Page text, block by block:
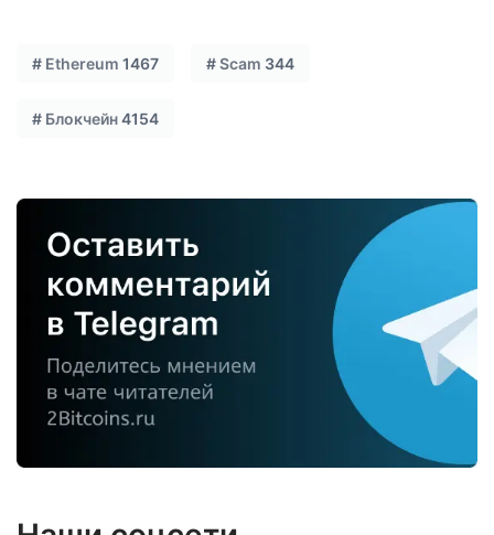
# Ethereum 1467 #Scam 344
# Блокчейн4154